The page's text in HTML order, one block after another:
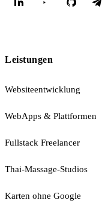
Leistungen
Websiteentwicklung
WebApps & Plattformen
Fullstack Freelancer
Thai-Massage-Studios
Karten ohne Google